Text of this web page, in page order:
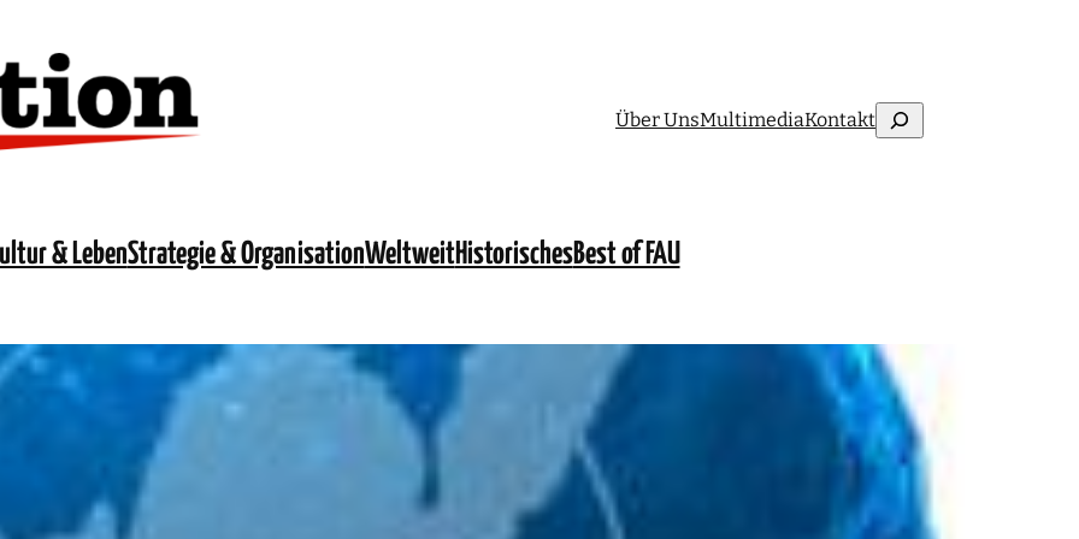
Über UnsMultimediaKontaktSuchen
& LebenStrategie & OrganisationWeltweitHistorischesBest of FAU